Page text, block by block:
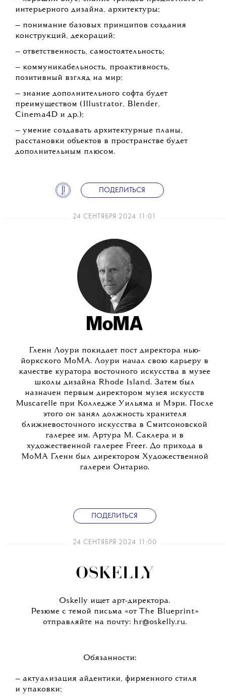
интерьерного дизайна, архитектуры;
— понимание базовых принципов создания
конструкций, декораций;
— ответственность, самостоятельность;
— коммуникабельность, проактивность,
позитивный взгляд на мир;
— знание дополнительного софта будет
преимуществом (Illustrator, Blender,
Cinema4D и др.);
— умение создавать архитектурные планы,
расстановки объектов в пространстве будет
дополнительным плюсом.
ПОДЕЛИТЬСЯ
24 СЕНТЯБРЯ 2024 11:01
Гленн Лоури покидает пост директора нью-
йоркского MoMA. Лоури начал свою карьеру в
качестве куратора восточного искусства в музее
школы дизайна Rhode Island. Затем был
назначен первым директором музея искусств
Muscarelle при Колледже Уильяма и Мэри. После
этого он занял должность хранителя
ближневосточного искусства в Смитсоновской
галерее им. Артура М. Саклера и в
художественной галерее Freer. До прихода в
MoMA Гленн был директором Художественной
галереи Онтарио.
ПОДЕЛИТЬСЯ
24 СЕНТЯБРЯ 2024 11:00
Oskelly ищет арт-директора.
Резюме с темой письма «от The Blueprint»
отправляйте на почту: hr@oskelly.ru.
Обязанности:
— актуализация айдентики, фирменного стиля
и упаковки;